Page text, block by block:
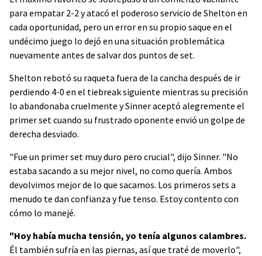
para empatar 2-2 y atacó el poderoso servicio de Shelton en
cada oportunidad, pero un error en su propio saque en el
undécimo juego lo dejó en una situación problemática
nuevamente antes de salvar dos puntos de set.
Shelton rebotó su raqueta fuera de la cancha después de ir
perdiendo 4-0 en el tiebreak siguiente mientras su precisión
lo abandonaba cruelmente y Sinner aceptó alegremente el
primer set cuando su frustrado oponente envió un golpe de
derecha desviado.
"Fue un primer set muy duro pero crucial", dijo Sinner. "No
estaba sacando a su mejor nivel, no como quería. Ambos
devolvimos mejor de lo que sacamos. Los primeros sets a
menudo te dan confianza y fue tenso. Estoy contento con
cómo lo manejé.
"Hoy había mucha tensión, yo tenía algunos calambres.
Él también sufría en las piernas, así que traté de moverlo",